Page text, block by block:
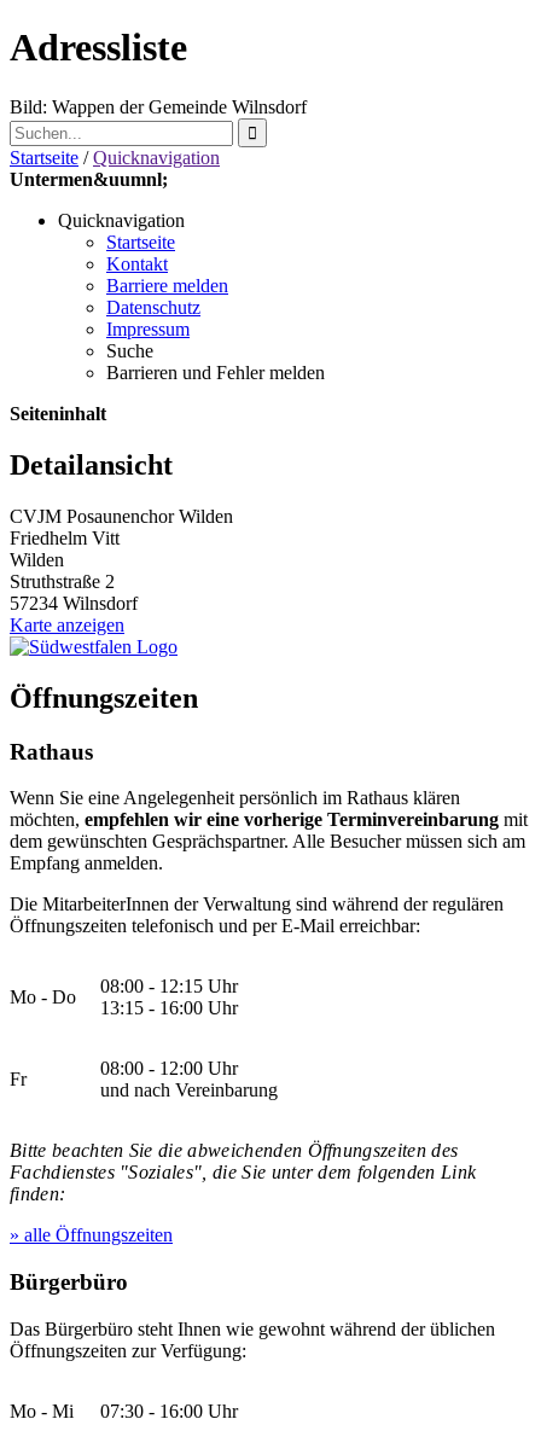
Adressliste
Bild: Wappen der Gemeinde Wilnsdorf
Startseite /Quicknavigation
Untermen&uumnl;
Quicknavigation
Startseite
Kontakt
Barriere melden
Datenschutz
Impressum
Suche
Barrieren und Fehler melden
Seiteninhalt
Detailansicht
CVJM Posaunenchor Wilden
Friedhelm Vitt
Wilden
Struthstraße 2
57234 Wilnsdorf
Karte anzeigen
Öffnungszeiten
Rathaus
Wenn Sie eine Angelegenheit persönlich im Rathaus klären
möchten, empfehlen wir eine vorherige Terminvereinbarung mit
dem gewünschten Gesprächspartner. Alle Besucher müssen sich am
Empfang anmelden.
Die MitarbeiterInnen der Verwaltung sind während der regulären
Öffnungszeiten telefonisch und per E-Mail erreichbar:
Mo - Do
08:00 - 12:15 Uhr
13:15 - 16:00 Uhr
Fr
08:00 - 12:00 Uhr
und nach Vereinbarung
Bitte beachten Sie die abweichenden Öffnungszeiten des
Fachdienstes "Soziales", die Sie unter dem folgenden Link
finden:
» alle Öffnungszeiten
Bürgerbüro
Das Bürgerbüro steht Ihnen wie gewohnt während der üblichen
Öffnungszeiten zur Verfügung:
Mo - Mi 07:30 - 16:00 Uhr